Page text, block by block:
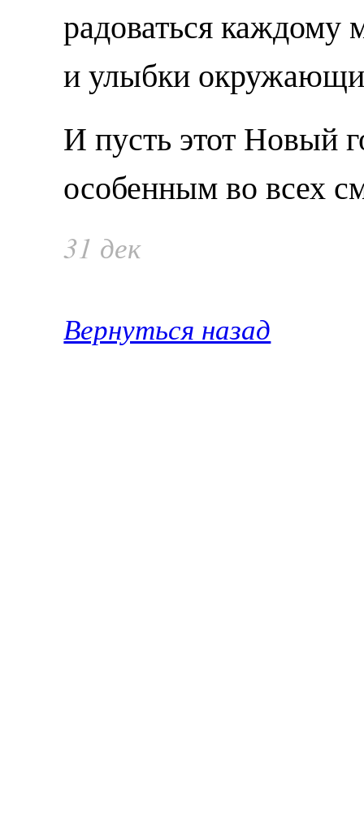
радоваться каждому
и улыбки
И пусть этот Новый
особенным во всех
31 дек
Вернуться назад